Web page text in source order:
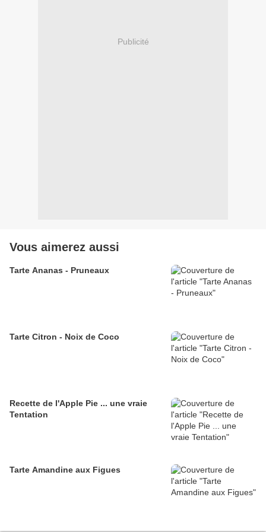
Publicité
Vous aimerez aussi
Tarte Ananas - Pruneaux
Tarte Citron - Noix de Coco
Recette de l'Apple Pie ... une vraie
Tentation
Tarte Amandine aux Figues